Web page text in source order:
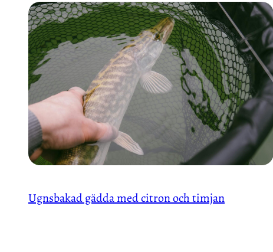
Ugnsbakad gädda med citron och timjan